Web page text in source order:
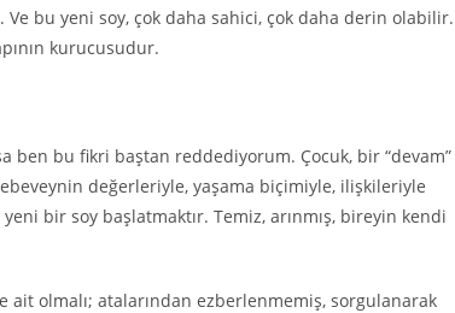
bu yeni soy, çok daha sahici, çok daha derin olabilir.
kurucusudur.
ben bu fikri baştan reddediyorum. Çocuk, bir “devam”
değerleriyle, yaşama biçimiyle, ilişkileriyle
bir soy başlatmaktır. Temiz, arınmış, bireyin kendi
ait olmalı; atalarından ezberlenmemiş, sorgulanarak